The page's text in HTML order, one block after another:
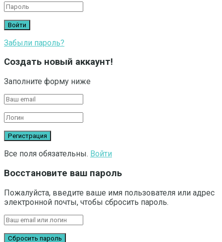
Забыли пароль?
Создать новый аккаунт!
Заполните форму ниже
Все поля обязательны. Войти
Восстановите ваш пароль
Пожалуйста, введите ваше имя пользователя или адрес
электронной почты, чтобы сбросить пароль.